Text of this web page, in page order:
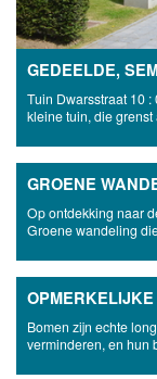
GEDEELDE,
Tuin Dwarsstraat 10
kleine tuin, die
GROENE
Op ontdekking naar
Groene wandeling
Bomen zijn echte
verminderen, en hun